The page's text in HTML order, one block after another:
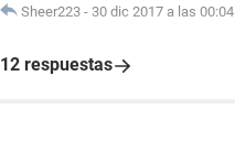
Sheer223 - 30 dic 2017 a las 00:04
12 respuestas